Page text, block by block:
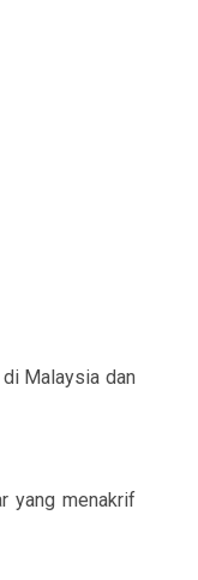
Malaysia dan
yang menakrif